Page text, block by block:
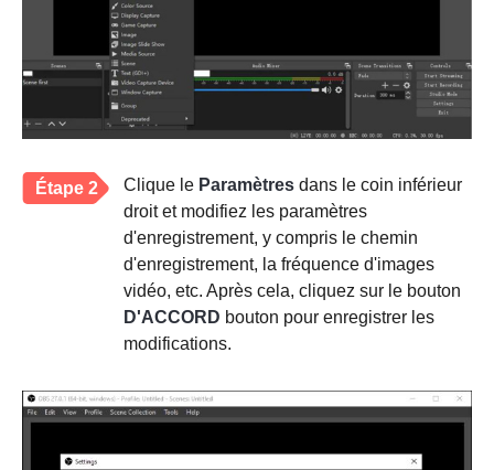
Étape 2 Clique le Paramètres dans le coin inférieur
droit et modifiez les paramètres
d'enregistrement, y compris le chemin
d'enregistrement, la fréquence d'images
vidéo, etc. Après cela, cliquez sur le bouton
D'ACCORD bouton pour enregistrer les
modifications.